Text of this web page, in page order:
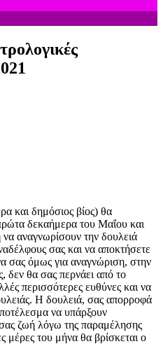
και δημόσιος βίος) θα
δεκαήμερα του Μαΐου και
αναγνωρίσουν την δουλειά
σας και να αποκτήσετε
σας όμως για αναγνώριση, στην
δεν θα σας περνάει από το
περισσότερες ευθύνες και να
Η δουλειά, σας απορροφά
να υπάρξουν
ζωή λόγω της παραμέλησης
του μήνα θα βρίσκεται ο